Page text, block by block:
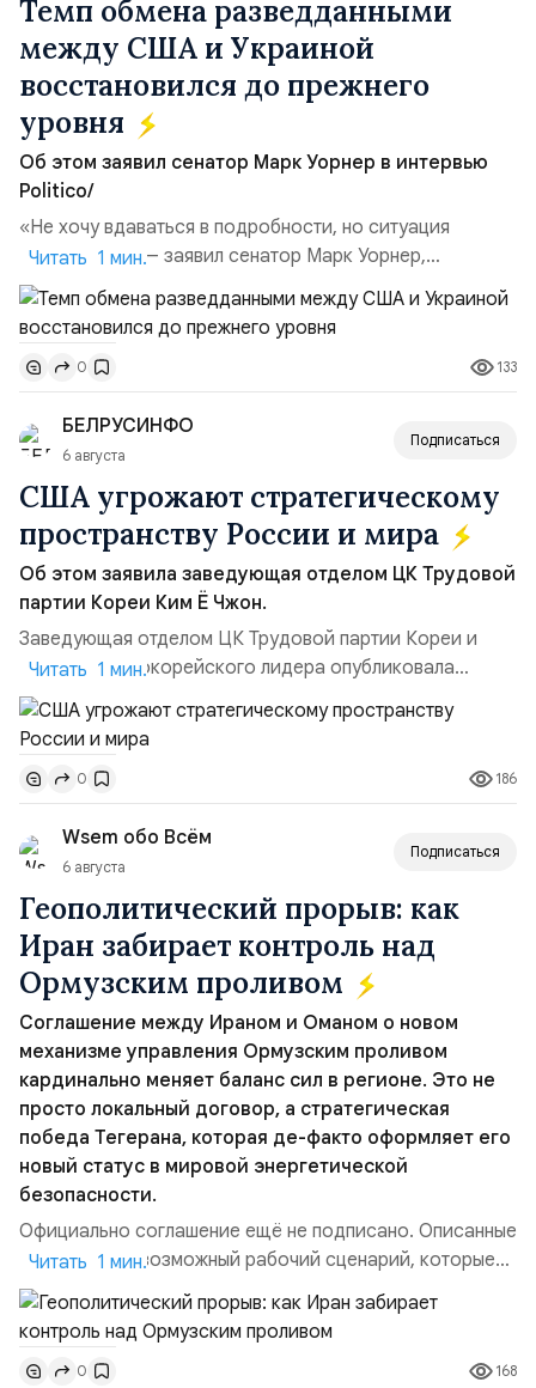
Темп обмена разведданными
между США и Украиной
восстановился до прежнего
уровня
Об этом заявил сенатор Марк Уорнер в интервью
Politico/
«Не хочу вдаваться в подробности, но ситуация
улучшилась», — заявил сенатор Марк Уорнер,
высокопоставленный член комитета по разведке,
добавив, что использование Украиной беспилотников и
ракет большой дальности позволило ей наносить
удары вглубь российской территории и укрепило её
позиции.Сотрудничество со стороны США стало
ключом к позитивному пов...
Читать 1 мин.
0 133
БЕЛРУСИНФО
6 августа
Подписаться
США угрожают стратегическому
пространству России и мира
Об этом заявила заведующая отделом ЦК Трудовой
партии Кореи Ким Ё Чжон.
Заведующая отделом ЦК Трудовой партии Кореи и
сестра северокорейского лидера опубликовала
заявление для прессы в ответ на проведение Токио
совместных с флотом США запусков крылатых ракет
Томагавк.«Япония отбросила обманчивую видимость
„исключительно оборонительной страны“ и выносит
вопрос о собственном ядерном вооружении на
всеобщее обозрение, одновреме...
Читать 1 мин.
0 186
Wsem обо Всём
6 августа
Подписаться
Геополитический прорыв: как
Иран забирает контроль над
Ормузским проливом
Соглашение между Ираном и Оманом о новом
механизме управления Ормузским проливом
кардинально меняет баланс сил в регионе. Это не
просто локальный договор, а стратегическая
победа Тегерана, которая де-факто оформляет его
новый статус в мировой энергетической
безопасности.
Официально соглашение ещё не подписано. Описанные
пункты — это возможный рабочий сценарий, которые
скорее всего будут реализованы.Разбираем ключевые
тезисы и последствия этого соглашения:. 1. Новые
доли контроля (75 на 25). Было: Ранее Иран и Оман
контролировали пролив на паритетных началах —
Читать 1 мин.
0 168